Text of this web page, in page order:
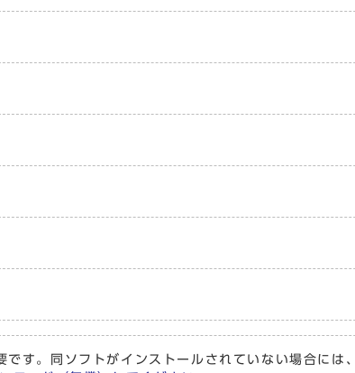
。同ソフトがインストールされていない場合には、